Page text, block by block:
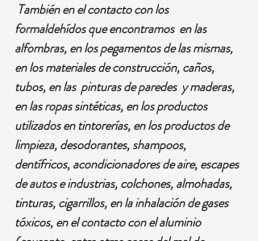
formaldehídos que encontramos  en las
alfombras, en los pegamentos de las mismas,
en los materiales de construcción, caños,
tubos, en las  pinturas de paredes  y maderas,
en las ropas sintéticas, en los productos
utilizados en tintorerías, en los productos de
limpieza, desodorantes, shampoos,
dentífricos, acondicionadores de aire, escapes
de autos e industrias, colchones, almohadas,
tinturas, cigarrillos, en la inhalación de gases
tóxicos, en el contacto con el aluminio